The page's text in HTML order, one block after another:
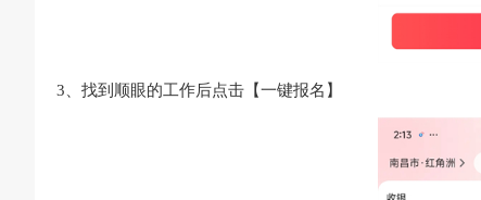
3、找到顺眼的工作后点击【一键报名】